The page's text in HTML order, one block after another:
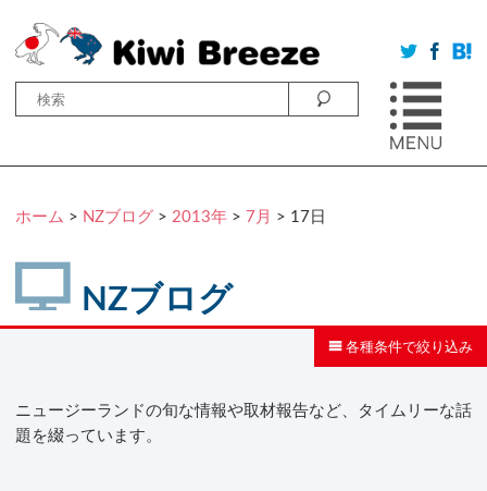
ホーム > NZブログ > 2013年 > 7月 > 17日
NZブログ
各種条件で絞り込み
ニュージーランドの旬な情報や取材報告など、タイムリーな話
題を綴っています。